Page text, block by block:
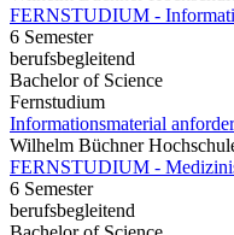
FERNSTUDIUM -
6 Semester
berufsbegleitend
Bachelor of Science
Fernstudium
Informationsmaterial
Wilhelm Büchner
FERNSTUDIUM -
6 Semester
berufsbegleitend